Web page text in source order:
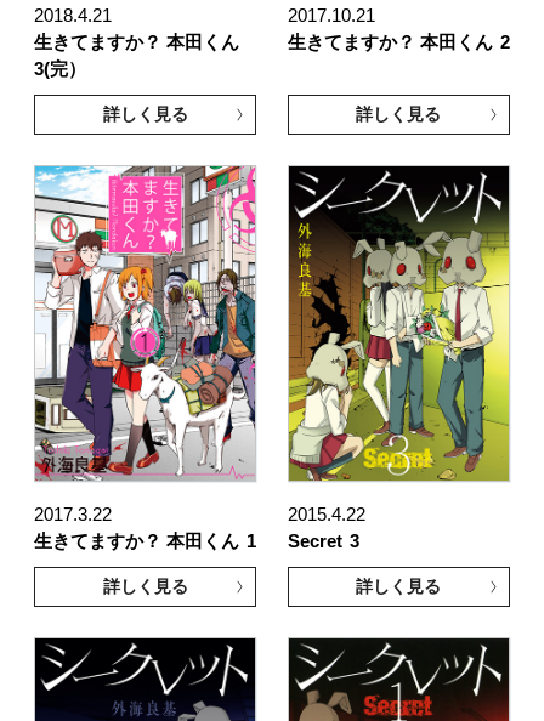
2018.4.21
生きてますか？ 本田くん
3(完）
詳しく見る
2017.10.21
生きてますか？ 本田くん 2
詳しく見る
2017.3.22
生きてますか？ 本田くん 1
詳しく見る
2015.4.22
Secret 3
詳しく見る